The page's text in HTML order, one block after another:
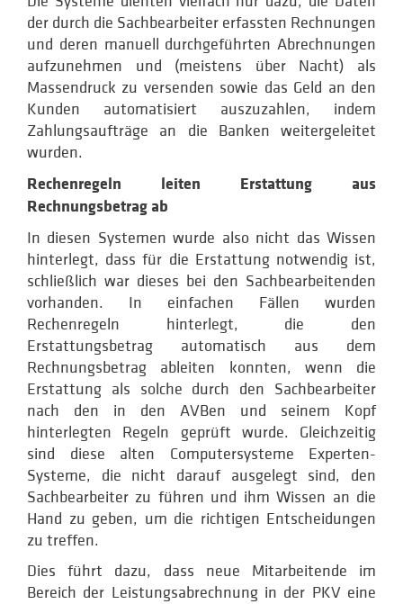
der durch die Sachbearbeiter erfassten Rechnungen
und deren manuell durchgeführten Abrechnungen
aufzunehmen und (meistens über Nacht) als
Massendruck zu versenden sowie das Geld an den
Kunden automatisiert auszuzahlen, indem
Zahlungsaufträge an die Banken weitergeleitet
wurden.
Rechenregeln leiten Erstattung aus
Rechnungsbetrag ab
In diesen Systemen wurde also nicht das Wissen
hinterlegt, dass für die Erstattung notwendig ist,
schließlich war dieses bei den Sachbearbeitenden
vorhanden. In einfachen Fällen wurden
Rechenregeln hinterlegt, die den
Erstattungsbetrag automatisch aus dem
Rechnungsbetrag ableiten konnten, wenn die
Erstattung als solche durch den Sachbearbeiter
nach den in den AVBen und seinem Kopf
hinterlegten Regeln geprüft wurde. Gleichzeitig
sind diese alten Computersysteme Experten-
Systeme, die nicht darauf ausgelegt sind, den
Sachbearbeiter zu führen und ihm Wissen an die
Hand zu geben, um die richtigen Entscheidungen
zu treffen.
Dies führt dazu, dass neue Mitarbeitende im
Bereich der Leistungsabrechnung in der PKV eine